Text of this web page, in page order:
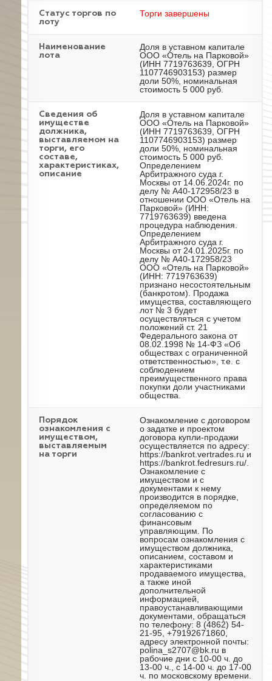
Статус торгов по
лоту
Торги завершены
Наименование
лота
Доля в уставном капитале
ООО «Отель на Парковой»
(ИНН 7719763639, ОГРН
1107746903153) размер
доли 50%, номинальная
стоимость 5 000 руб.
Cведения об
имуществе
должника,
выставляемом на
торги, его
составе,
характеристиках,
описание
Доля в уставном капитале
ООО «Отель на Парковой»
(ИНН 7719763639, ОГРН
1107746903153) размер
доли 50%, номинальная
стоимость 5 000 руб.
Определением
Арбитражного суда г.
Москвы от 14.06.2024г. по
делу № А40-172958/23 в
отношении ООО «Отель на
Парковой» (ИНН:
7719763639) введена
процедура наблюдения.
Определением
Арбитражного суда г.
Москвы от 24.01.2025г. по
делу № А40-172958/23
ООО «Отель на Парковой»
(ИНН: 7719763639)
признано несостоятельным
(банкротом). Продажа
имущества, составляющего
лот № 3 будет
осуществляться с учетом
положений ст. 21
Федерального закона от
08.02.1998 № 14-ФЗ «Об
обществах с ограниченной
ответственностью», т.е. с
соблюдением
преимущественного права
покупки доли участниками
общества.
Порядок
ознакомления с
имуществом,
выставляемым
на торги
Ознакомление с договором
о задатке и проектом
договора купли-продажи
осуществляется по адресу:
https://bankrot.vertrades.ru и
https://bankrot.fedresurs.ru/.
Ознакомление с
имуществом и с
документами к нему
производится в порядке,
определяемом по
согласованию с
финансовым
управляющим. По
вопросам ознакомления с
имуществом должника,
описанием, составом и
характеристиками
продаваемого имущества,
а также иной
дополнительной
информацией,
правоустанавливающими
документами, обращаться
по телефону: 8 (4862) 54-
21-95, +79192671860,
адресу электронной почты:
polina_s2707@bk.ru в
рабочие дни с 10-00 ч. до
13-00 ч., с 14-00 ч. до 17-00
ч. по московскому времени.